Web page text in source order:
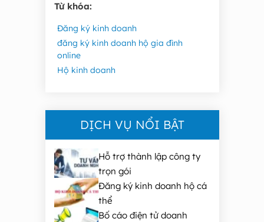
Từ khóa:
Đăng ký kinh doanh
đăng ký kinh doanh hộ gia đình
online
Hộ kinh doanh
DỊCH VỤ NỔI BẬT
Hỗ trợ thành lập công ty
trọn gói
Đăng ký kinh doanh hộ cá
thể
Bố cáo điện tử doanh